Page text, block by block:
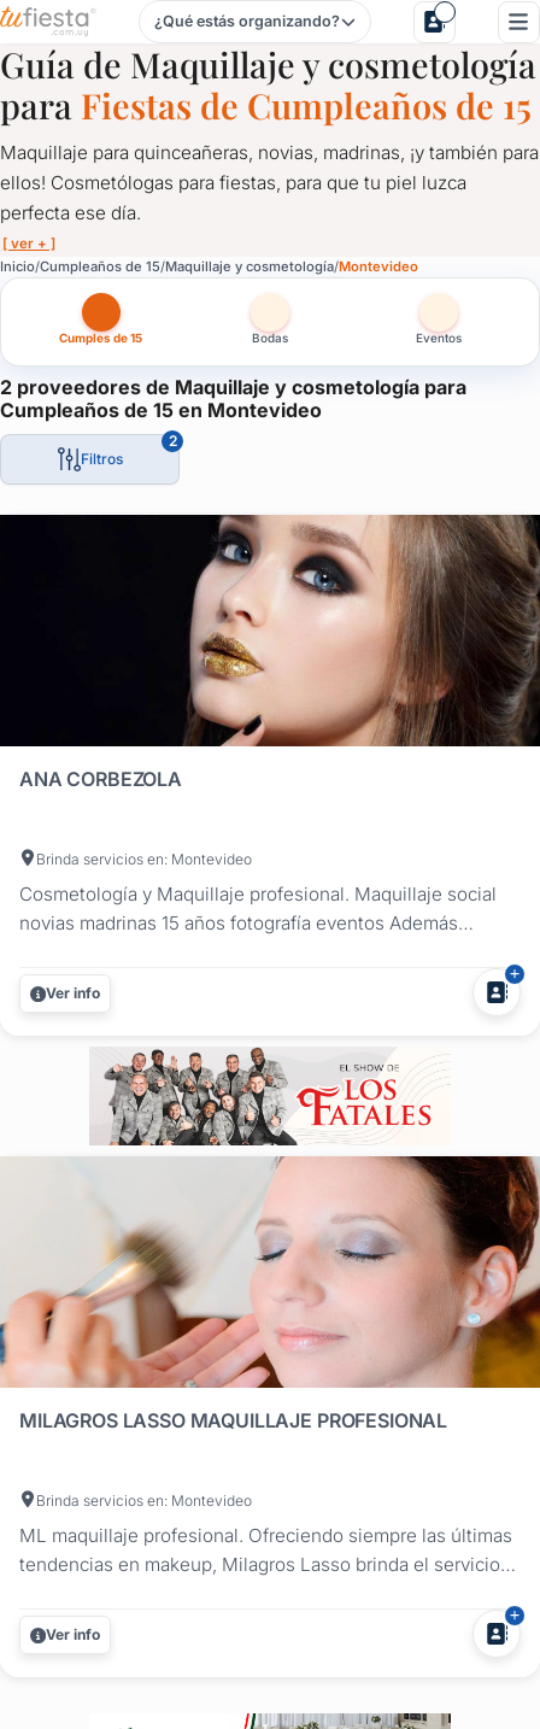
Maquillaje y cosmetología para Cumpleaños de 15 en
¿Qué estás organizando?
Guía de Maquillaje y cosmetología
para Fiestas de Cumpleaños de 15
Maquillaje para quinceañeras, novias, madrinas, ¡y también para
ellos! Cosmetólogas para fiestas, para que tu piel luzca
perfecta ese día.
[ ver + ]
Inicio Cumpleaños de 15 Maquillaje y cosmetología Montevideo
Cumples de 15 Bodas Eventos
2 proveedores de Maquillaje y cosmetología para
Cumpleaños de 15 en Montevideo
Filtros
2
ANA CORBEZOLA
Brinda servicios en: Montevideo
Cosmetología y Maquillaje profesional. Maquillaje social
novias madrinas 15 años fotografía eventos Además
para lucir una piel perfecta....
Ver info
MILAGROS LASSO MAQUILLAJE PROFESIONAL
Brinda servicios en: Montevideo
ML maquillaje profesional. Ofreciendo siempre las últimas
tendencias en makeup, Milagros Lasso brinda el servicio
evento. El toque final para novias, quinceañeras, madrinas,
graduaciones, books, fiestas, exteriores. Utilizamos
Ver info
Maquillaje y cosmetología para Cumpleaños de 15 en
Maquillaje para quinceañeras, novias, madrinas, ¡y también
El mejor maquillaje con quienes te asesorarán en las horas